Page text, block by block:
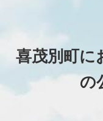
喜茂別町に
の